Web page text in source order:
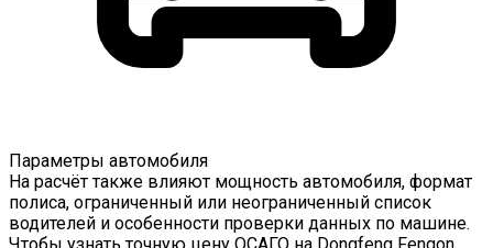
Параметры автомобиля
На расчёт также влияют мощность автомобиля, формат
полиса, ограниченный или неограниченный список
водителей и особенности проверки данных по машине.